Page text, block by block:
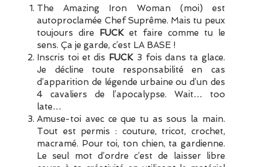
The Amazing Iron Woman (moi) est
autoproclamée Chef Suprême. Mais tu peux
toujours dire FUCK et faire comme tu le
sens. Ça je garde, c’est LA BASE !
Inscris toi et dis FUCK 3 fois dans ta glace.
Je décline toute responsabilité en cas
d’apparition de légende urbaine ou d’un des
4 cavaliers de l’apocalypse. Wait… too
late…
Amuse-toi avec ce que tu as sous la main.
Tout est permis : couture, tricot, crochet,
macramé. Pour toi, ton chien, ta gardienne.
Le seul mot d’ordre c’est de laisser libre